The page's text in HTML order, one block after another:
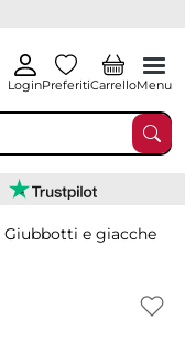
LoginPreferitiCarrelloMenu
Giubbotti e giacche